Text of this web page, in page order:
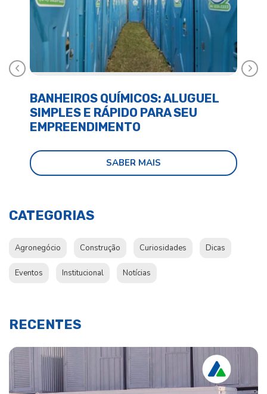
BANHEIROS QUÍMICOS: ALUGUEL
SIMPLES E RÁPIDO PARA SEU
EMPREENDIMENTO
SABER MAIS
Anterior
RECENTES
CATEGORIAS
Agronegócio Construção Curiosidades Dicas
Eventos Institucional Notícias